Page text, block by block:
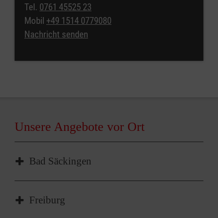
Tel. 0761 45525 23
Mobil +49 1514 0779080
Nachricht senden
Unsere Angebote vor Ort
Bad Säckingen
Malteser in Bad Säckingen
Zähringerstr. 13
Freiburg